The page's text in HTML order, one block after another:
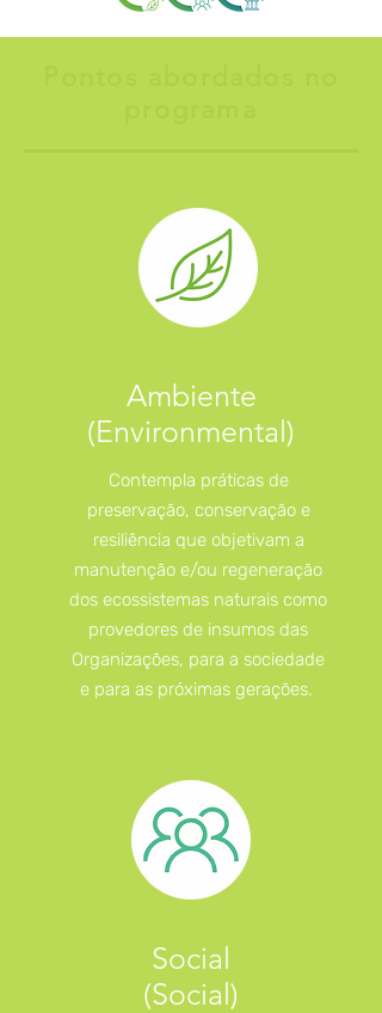
Ambiente
(Environmental)
Contempla práticas de
preservação, conservação e
resiliência que objetivam a
manutenção e/ou regeneração
dos ecossistemas naturais como
provedores de insumos das
Organizações, para a sociedade
e para as próximas gerações.
Social
(Social)